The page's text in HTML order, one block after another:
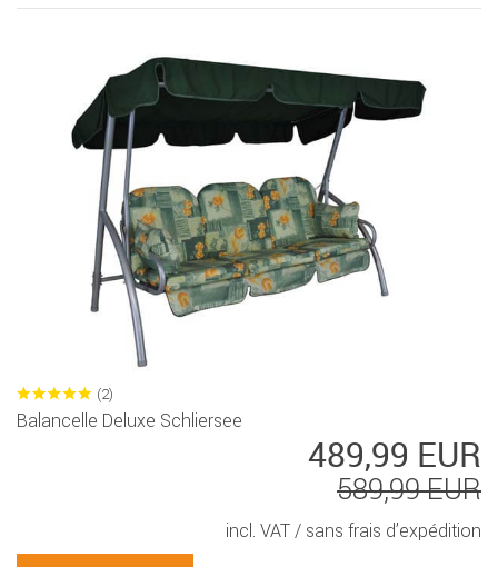
(2)
Balancelle Deluxe Schliersee
489,99 EUR
589,99 EUR
incl. VAT / sans frais d’expédition